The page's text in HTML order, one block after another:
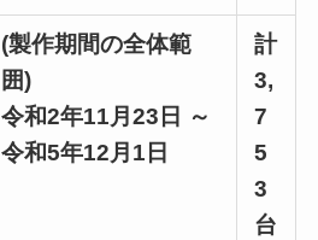
(製作期間の全体範
囲)
令和2年11月23日 ～
令和5年12月1日
計
3,
7
5
3
台